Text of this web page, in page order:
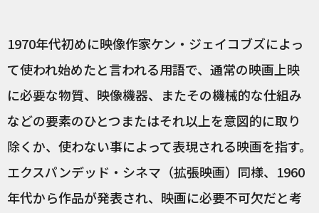
1970年代初めに映像作家ケン・ジェイコブズによっ
て使われ始めたと言われる用語で、通常の映画上映
に必要な物質、映像機器、またその機械的な仕組み
などの要素のひとつまたはそれ以上を意図的に取り
除くか、使わない事によって表現される映画を指す。
エクスパンデッド・シネマ（拡張映画）同様、1960
年代から作品が発表され、映画に必要不可欠だと考